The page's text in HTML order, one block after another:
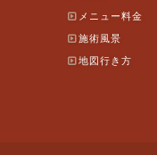
メニュー料金
施術風景
地図行き方